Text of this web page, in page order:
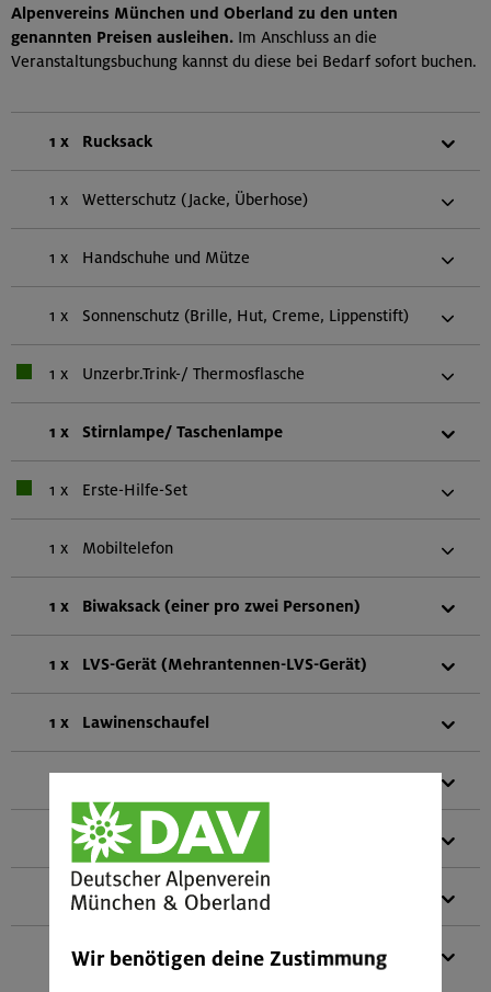
Alpenvereins München und Oberland zu den unten
genannten Preisen ausleihen. Im Anschluss an die
Veranstaltungsbuchung kannst du diese bei Bedarf sofort buchen.
1 x Rucksack
1 x Wetterschutz (Jacke, Überhose)
1 x Handschuhe und Mütze
1 x Sonnenschutz (Brille, Hut, Creme, Lippenstift)
1 x Unzerbr.Trink-/ Thermosflasche
1 x Stirnlampe/ Taschenlampe
1 x Erste-Hilfe-Set
1 x Mobiltelefon
1 x Biwaksack (einer pro zwei Personen)
1 x LVS-Gerät (Mehrantennen-LVS-Gerät)
1 x Lawinenschaufel
Teleskopstöcke
Skitourenhelm (empfohlen)
Splitboard-Set (bestehend aus: Splitboard
Wir benötigen deine Zustimmung